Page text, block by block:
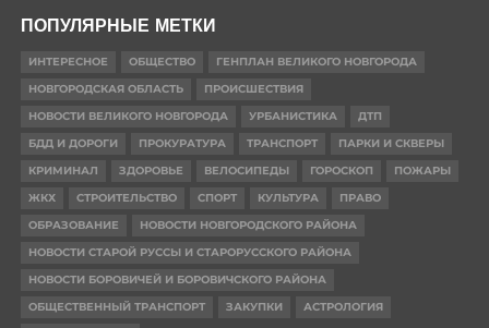
ПОПУЛЯРНЫЕ МЕТКИ
ИНТЕРЕСНОЕ ОБЩЕСТВО
ГЕНПЛАН ВЕЛИКОГО НОВГОРОДА
НОВГОРОДСКАЯ ОБЛАСТЬ
ПРОИСШЕСТВИЯ
НОВОСТИ ВЕЛИКОГО НОВГОРОДА
УРБАНИСТИКА
ДТП
БДД И ДОРОГИ
ПРОКУРАТУРА ТРАНСПОРТ
ПАРКИ И СКВЕРЫ
КРИМИНАЛ
ЗДОРОВЬЕ ВЕЛОСИПЕДЫ ГОРОСКОП
ПОЖАРЫ
ЖКХ
СТРОИТЕЛЬСТВО СПОРТ КУЛЬТУРА
ПРАВО
ОБРАЗОВАНИЕ
НОВОСТИ НОВГОРОДСКОГО РАЙОНА
НОВОСТИ СТАРОЙ РУССЫ И СТАРОРУССКОГО РАЙОНА
НОВОСТИ БОРОВИЧЕЙ И БОРОВИЧСКОГО РАЙОНА
ОБЩЕСТВЕННЫЙ ТРАНСПОРТ
ЗАКУПКИ
АСТРОЛОГИЯ